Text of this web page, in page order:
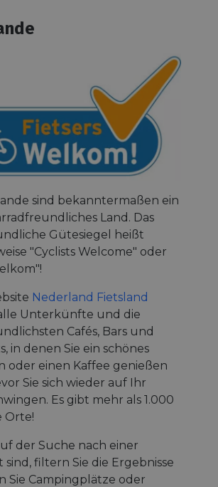
sind bekanntermaßen ein
Land. Das
Gütesiegel heißt
"Cyclists Welcome" oder
Nederland Fietsland
Unterkünfte und die
Cafés, Bars und
in denen Sie ein schönes
oder einen Kaffee genießen
Sie sich wieder auf Ihr
Es gibt mehr als 1.000
Orte!
der Suche nach einer
filtern Sie die Ergebnisse
Sie Campingplätze oder